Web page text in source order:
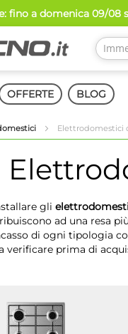
fino a domenica 09/08
OFFERTE BLOG
Elettrodomestici
gli
ad una resa
di ogni tipologia
verificare prima di